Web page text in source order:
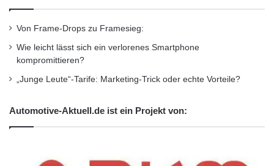
wählen. „Rollwiderstandsarme Reifen mit dem
richtigen Luftdruck sparen bis zu einem halben
Spritkosten für Super 95 E10 pro Liter. Wenn
Von Frame-Drops zu Framesieg:
Wie leicht lässt sich ein verlorenes Smartphone
kompromittieren?
„Junge Leute“-Tarife: Marketing-Trick oder echte Vorteile?
Automotive-Aktuell.de ist ein Projekt von: